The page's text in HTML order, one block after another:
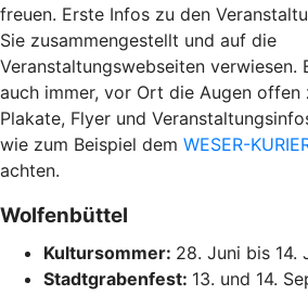
freuen. Erste Infos zu den
Sie zusammengestellt und auf die
Veranstaltungswebseiten verwiesen.
auch immer, vor Ort die Augen offen
Plakate, Flyer und
wie zum Beispiel dem WESER-
achten.
Wolfenbüttel
Kultursommer: 28. Juni bis 14.
Stadtgrabenfest: 13. und 14.